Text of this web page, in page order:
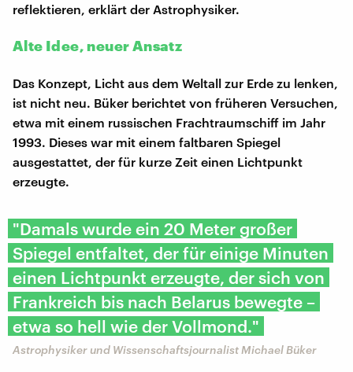
reflektieren, erklärt der Astrophysiker.
Alte Idee, neuer Ansatz
Das Konzept, Licht aus dem Weltall zur Erde zu lenken,
ist nicht neu. Büker berichtet von früheren Versuchen,
etwa mit einem russischen Frachtraumschiff im Jahr
1993. Dieses war mit einem faltbaren Spiegel
ausgestattet, der für kurze Zeit einen Lichtpunkt
erzeugte.
"Damals wurde ein 20 Meter großer
Spiegel entfaltet, der für einige Minuten
einen Lichtpunkt erzeugte, der sich von
Frankreich bis nach Belarus bewegte –
etwa so hell wie der Vollmond."
Astrophysiker und Wissenschaftsjournalist Michael Büker